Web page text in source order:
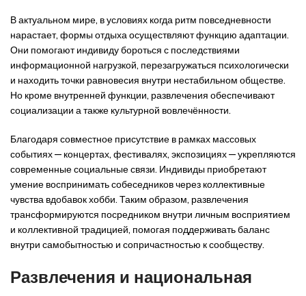
В актуальном мире, в условиях когда ритм повседневности
нарастает, формы отдыха осуществляют функцию адаптации.
Они помогают индивиду бороться с последствиями
информационной нагрузкой, перезагружаться психологически
и находить точки равновесия внутри нестабильном обществе.
Но кроме внутренней функции, развлечения обеспечивают
социализации а также культурной вовлечённости.
Благодаря совместное присутствие в рамках массовых
событиях — концертах, фестивалях, экспозициях — укрепляются
современные социальные связи. Индивиды приобретают
умение воспринимать собеседников через коллективные
чувства вдобавок хобби. Таким образом, развлечения
трансформируются посредником внутри личным восприятием
и коллективной традицией, помогая поддерживать баланс
внутри самобытностью и сопричастностью к сообществу.
Развлечения и национальная